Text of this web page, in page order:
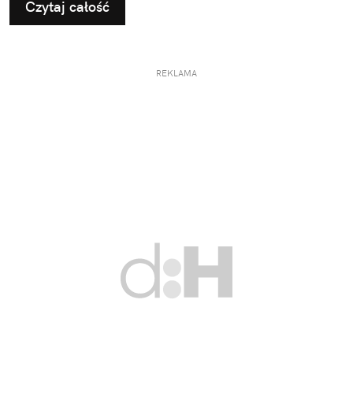
użytkowanie i odbiór.
Czytaj całość
REKLAMA